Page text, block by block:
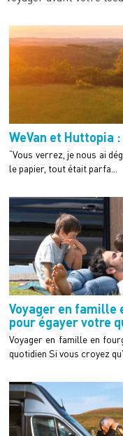
WeVan et Huttopia
“Vous verrez, je nous ai
le papier, tout était parfa...
Voyager en famille
pour égayer votre
Voyager en famille en
quotidien Si vous croyez